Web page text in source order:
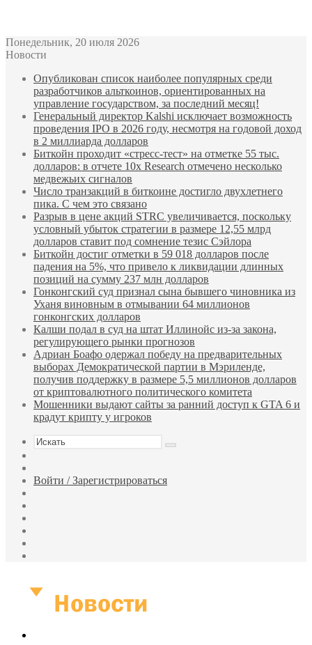
Понедельник, 20 июля 2026
Новости
Опубликован список наиболее популярных среди
разработчиков альткоинов, ориентированных на
управление государством, за последний месяц!
Генеральный директор Kalshi исключает возможность
проведения IPO в 2026 году, несмотря на годовой доход
в 2 миллиарда долларов
Биткойн проходит «стресс-тест» на отметке 55 тыс.
долларов: в отчете 10x Research отмечено несколько
медвежьих сигналов
Число транзакций в биткоине достигло двухлетнего
пика. С чем это связано
Разрыв в цене акций STRC увеличивается, поскольку
условный убыток стратегии в размере 12,55 млрд
долларов ставит под сомнение тезис Сэйлора
Биткойн достиг отметки в 59 018 долларов после
падения на 5%, что привело к ликвидации длинных
позиций на сумму 237 млн долларов
Гонконгский суд признал сына бывшего чиновника из
Уханя виновным в отмывании 64 миллионов
гонконгских долларов
Калши подал в суд на штат Иллинойс из-за закона,
регулирующего рынки прогнозов
Адриан Боафо одержал победу на предварительных
выборах Демократической партии в Мэриленде,
получив поддержку в размере 5,5 миллионов долларов
от криптовалютного политического комитета
Мошенники выдают сайты за ранний доступ к GTA 6 и
крадут крипту у игроков
Искать
статья
Войти / Зарегистрироваться